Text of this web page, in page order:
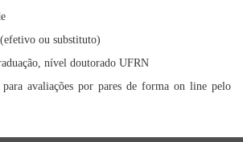
ou substituto)
nível doutorado UFRN
para avaliações por pares de forma on line pelo